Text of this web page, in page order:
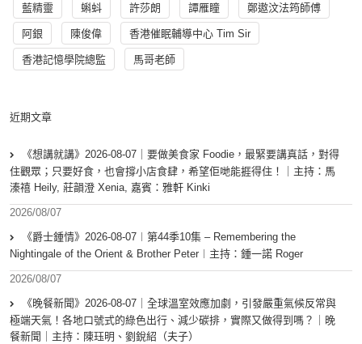
藍精靈 蝌蚪 許莎朗 譚雁瞳 鄭遨汶法筠師傅
阿銀 陳俊偉 香港催眠輔導中心 Tim Sir
香港記憶學院總監 馬哥老師
近期文章
《想講就講》2026-08-07｜要做美食家 Foodie，最緊要講真話，對得
住觀眾；只要好食，也會撐小店食肆，希望佢哋能捱得住！｜主持：馬
溱禧 Heily, 莊韻澄 Xenia, 嘉賓：雅軒 Kinki
2026/08/07
《爵士鍾情》2026-08-07︱第44季10集 – Remembering the
Nightingale of the Orient & Brother Peter︱主持：鍾一諾 Roger
2026/08/07
《晚餐新聞》2026-08-07｜全球溫室效應加劇，引發嚴重氣候反常與
極端天氣！各地口號式的綠色出行、減少碳排，實際又做得到嗎？｜晚
餐新聞｜主持：陳珏明、劉銳紹（夫子）